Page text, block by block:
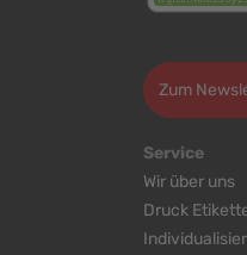
Zum
Service
Wir über uns
Druck